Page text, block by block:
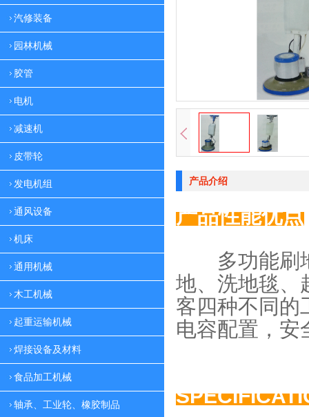
汽修装备
园林机械
胶管
电机
减速机
皮带轮
发电机组
通风设备
机床
通用机械
木工机械
起重运输机械
焊接设备及材料
食品加工机械
轴承、工业轮、橡胶制品
产品介绍
产品性能优点
多功能刷地
地、 洗地毯、
客四种不同的
电容配置， 安